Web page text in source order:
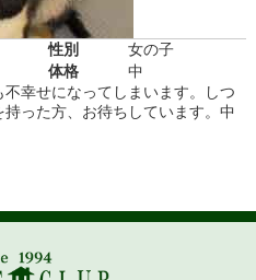
性別
女の子
体格
中
幸せになってしまいます。しつ
った方、お待ちしています。中